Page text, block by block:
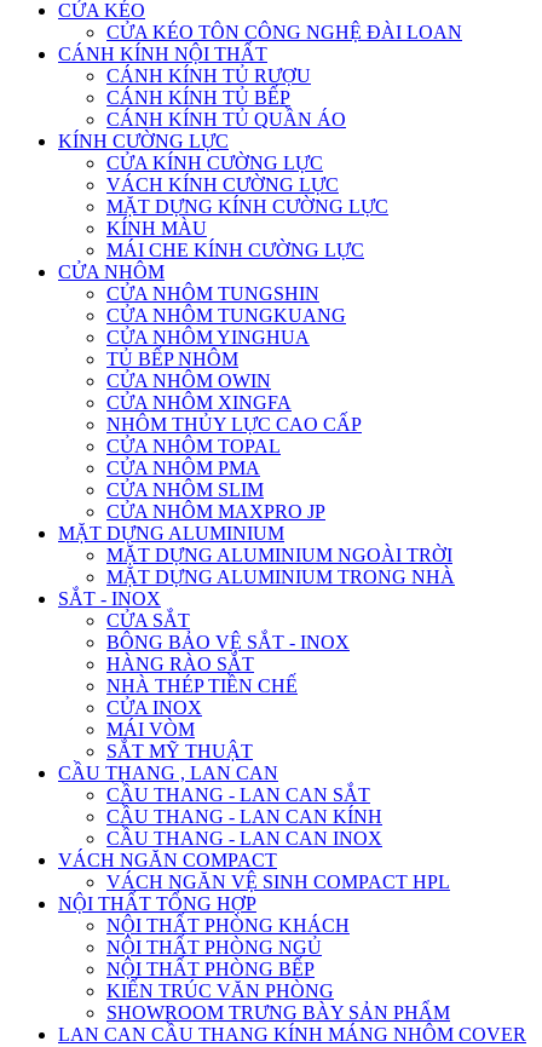
CỬA KÉO
CỬA KÉO TÔN CÔNG NGHỆ ĐÀI LOAN
CÁNH KÍNH NỘI THẤT
CÁNH KÍNH TỦ RƯỢU
CÁNH KÍNH TỦ BẾP
CÁNH KÍNH TỦ QUẦN ÁO
KÍNH CƯỜNG LỰC
CỬA KÍNH CƯỜNG LỰC
VÁCH KÍNH CƯỜNG LỰC
MẶT DỰNG KÍNH CƯỜNG LỰC
KÍNH MÀU
MÁI CHE KÍNH CƯỜNG LỰC
CỬA NHÔM
CỬA NHÔM TUNGSHIN
CỬA NHÔM TUNGKUANG
CỬA NHÔM YINGHUA
TỦ BẾP NHÔM
CỬA NHÔM OWIN
CỬA NHÔM XINGFA
NHÔM THỦY LỰC CAO CẤP
CỬA NHÔM TOPAL
CỬA NHÔM PMA
CỬA NHÔM SLIM
CỬA NHÔM MAXPRO JP
MẶT DỰNG ALUMINIUM
MẶT DỰNG ALUMINIUM NGOÀI TRỜI
MẶT DỰNG ALUMINIUM TRONG NHÀ
SẮT - INOX
CỬA SẮT
BÔNG BẢO VỆ SẮT - INOX
HÀNG RÀO SẮT
NHÀ THÉP TIỀN CHẾ
CỬA INOX
MÁI VÒM
SẮT MỸ THUẬT
CẦU THANG , LAN CAN
CẦU THANG - LAN CAN SẮT
CẦU THANG - LAN CAN KÍNH
CẦU THANG - LAN CAN INOX
VÁCH NGĂN COMPACT
VÁCH NGĂN VỆ SINH COMPACT HPL
NỘI THẤT TỔNG HỢP
NỘI THẤT PHÒNG KHÁCH
NỘI THẤT PHÒNG NGỦ
NỘI THẤT PHÒNG BẾP
KIẾN TRÚC VĂN PHÒNG
SHOWROOM TRƯNG BÀY SẢN PHẨM
LAN CAN CẦU THANG KÍNH MÁNG NHÔM COVER